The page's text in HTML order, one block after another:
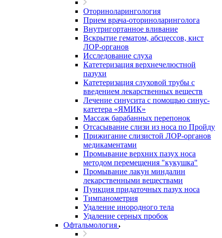
Оториноларингология
Прием врача-оториноларинголога
Внутригортанное вливание
Вскрытие гематом, абсцессов, кист
ЛОР-органов
Исследование слуха
Катетеризация верхнечелюстной
пазухи
Катетеризация слуховой трубы с
введением лекарственных веществ
Лечение синусита с помощью синус-
катетера «ЯМИК»
Массаж барабанных перепонок
Отсасывание слизи из носа по Пройду
Прижигание слизистой ЛОР-органов
медикаментами
Промывание верхних пазух носа
методом перемещения "кукушка"
Промывание лакун миндалин
лекарственными веществами
Пункция придаточных пазух носа
Тимпанометрия
Удаление инородного тела
Удаление серных пробок
Офтальмология